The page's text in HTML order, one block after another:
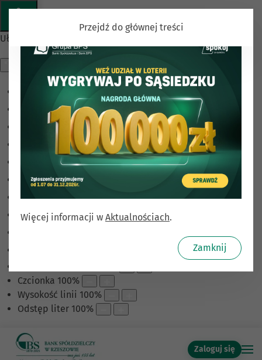
Ułatwienia dostępu
Monochromatyczny
Ciemny kontrast
Jasny kontrast
Niskie nasycenie
Wysokie nasycenie
Zaznacz linki
Zaznacz nagłówki
Czcionka 100%
Wysokość linii 100%
Odstęp liter 100%
Przejdź do głównej treści
Zaloguj się
Więcej informacji w Aktualnościach.
Zamknij